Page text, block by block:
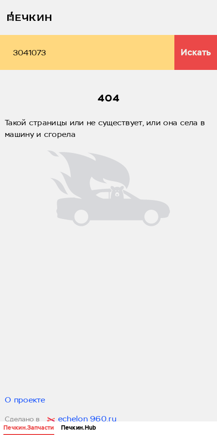
Печкин.Запчасти Печкин.Hub
Искать
404
Такой страницы или не существует, или она села в
машину и сгорела
О проекте
Сделано в echelon 960.ru